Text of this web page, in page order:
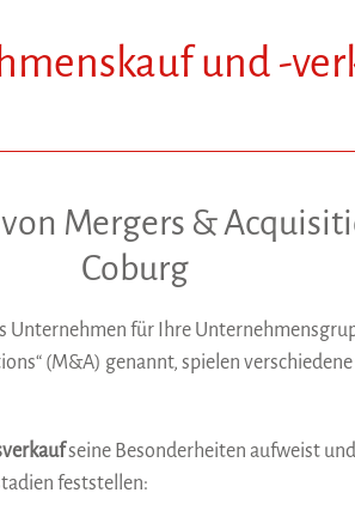
und -
Mergers &
Coburg
für Ihre
(M&A) genannt, spielen
seine Besonderheiten aufweist
feststellen: